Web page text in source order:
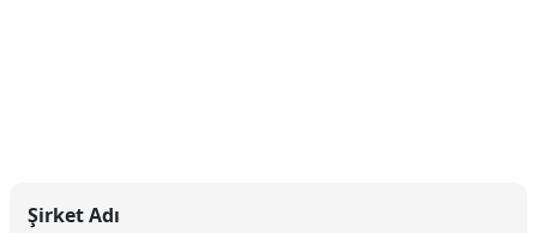
Şirket Adı